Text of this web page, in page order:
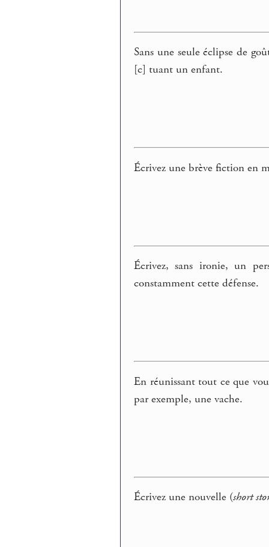
Sans une seule éclipse de
[c] tuant un enfant.
Écrivez une brève fiction en
Écrivez, sans ironie, un
constamment cette défense.
En réunissant tout ce que
par exemple, une vache.
Écrivez une nouvelle (short